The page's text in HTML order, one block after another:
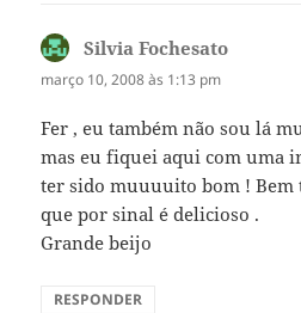
Silvia Fochesato
março 10, 2008 às 1:13 pm
Fer , eu também não sou lá
mas eu fiquei aqui com uma
ter sido muuuuito bom !
que por sinal é delicioso .
Grande beijo
RESPONDER